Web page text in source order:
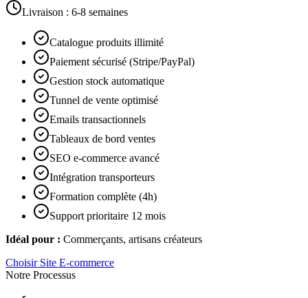
Livraison : 6-8 semaines
Catalogue produits illimité
Paiement sécurisé (Stripe/PayPal)
Gestion stock automatique
Tunnel de vente optimisé
Emails transactionnels
Tableaux de bord ventes
SEO e-commerce avancé
Intégration transporteurs
Formation complète (4h)
Support prioritaire 12 mois
Idéal pour : Commerçants, artisans créateurs
Choisir Site E-commerce
Notre Processus